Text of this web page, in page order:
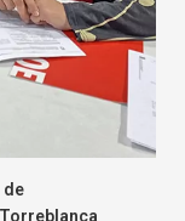
de